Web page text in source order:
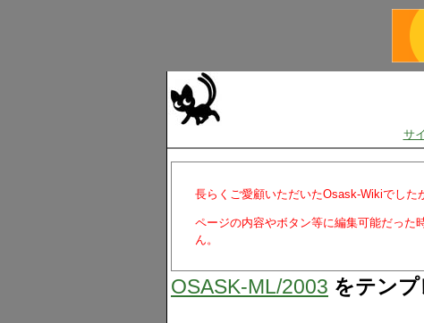
サ
長らくご愛顧いただいたOsask-Wikiでした
ページの内容やボタン等に編集可能だった
ん。
OSASK-ML​/2003 をテン